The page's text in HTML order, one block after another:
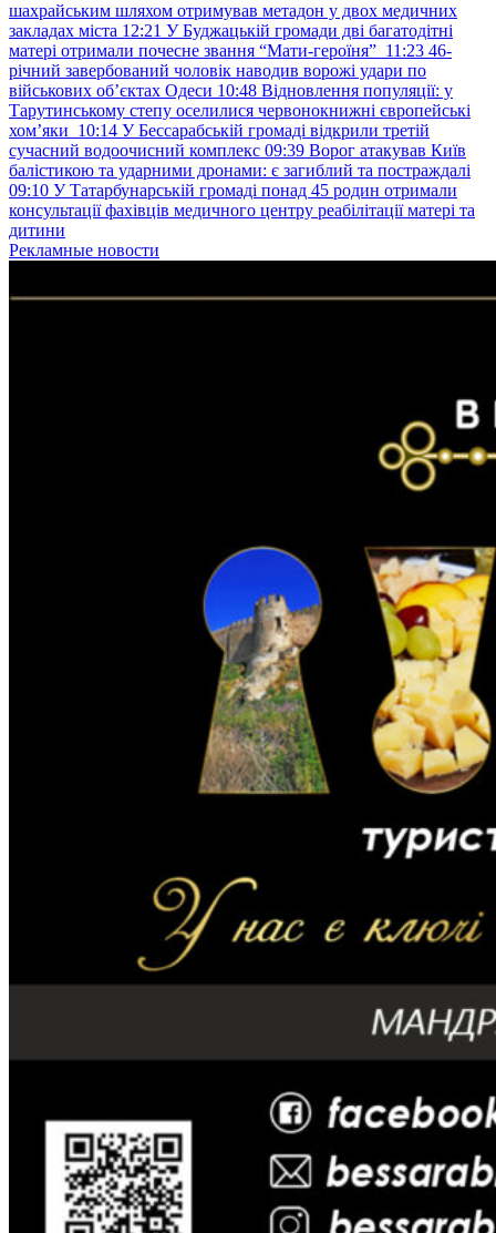
шахрайським шляхом отримував метадон у двох медичних
закладах міста 12:21 У Буджацькій громади дві багатодітні
матері отримали почесне звання “Мати-героїня” 11:23 46-
річний завербований чоловік наводив ворожі удари по
військових обʼєктах Одеси 10:48 Відновлення популяції: у
Тарутинському степу оселилися червонокнижні європейські
хом’яки 10:14 У Бессарабській громаді відкрили третій
сучасний водоочисний комплекс 09:39 Ворог атакував Київ
балістикою та ударними дронами: є загиблий та постраждалі
09:10 У Татарбунарській громаді понад 45 родин отримали
консультації фахівців медичного центру реабілітації матері та
дитини
Рекламные новости